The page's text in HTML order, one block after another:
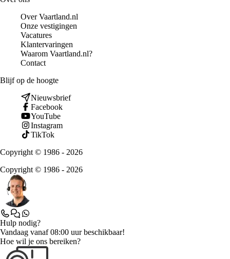
Over Vaartland.nl
Onze vestigingen
Vacatures
Klantervaringen
Waarom Vaartland.nl?
Contact
Blijf op de hoogte
Nieuwsbrief
Facebook
YouTube
Instagram
TikTok
Copyright © 1986 - 2026
Copyright © 1986 - 2026
Hulp nodig?
Vandaag vanaf 08:00 uur beschikbaar!
Hoe wil je ons bereiken?